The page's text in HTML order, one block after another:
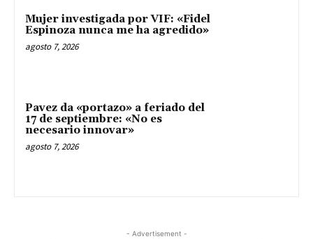
Mujer investigada por VIF: «Fidel
Espinoza nunca me ha agredido»
agosto 7, 2026
Pavez da «portazo» a feriado del
17 de septiembre: «No es
necesario innovar»
agosto 7, 2026
- Advertisement -